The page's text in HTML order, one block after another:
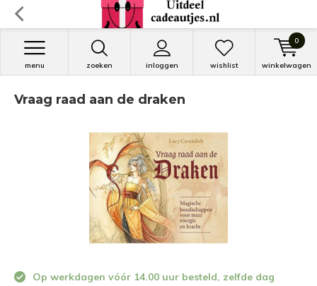
zoeken inloggen
menu wishlist winkelwagen
0
Vraag raad aan de draken
Op werkdagen vóór 14.00 uur besteld, zelfde dag